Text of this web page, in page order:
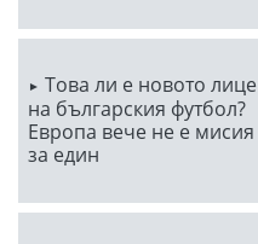
Това ли е новото лице
на българския футбол?
Европа вече не е мисия
за един